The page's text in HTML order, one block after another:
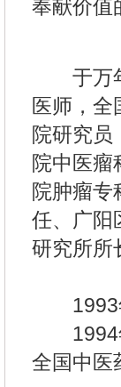
奉献价值
于万年
医师，
院研究员
院中医瘤
院肿瘤专
任、广阳
研究所所
1993年
1994年
全国中医